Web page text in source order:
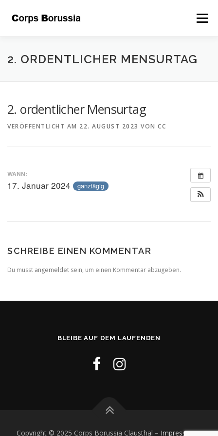
Inhalt
springen
Menü
ÜBER UNS DAS CORPS LEITSÄTZE
STIFTUNG INTERNER BEREICH KALENDER
2. ORDENTLICHER MENSURTAG
2. ordentlicher Mensurtag
VERÖFFENTLICHT AM 22. AUGUST 2023 VON CC
WANN:
17. Januar 2024 ganztägig
SCHREIBE EINEN KOMMENTAR
Du musst angemeldet sein, um einen Kommentar abzugeben.
BLEIBE AUF DEM LAUFENDEN
Copyright © 2025 Corps Borussia Clausthal − Impressum−